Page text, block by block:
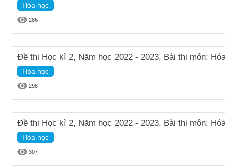
Hóa học
286
Đề thi Học kì 2, Năm học 2022 - 2023, Bài thi môn:
Hóa học
298
Đề thi Học kì 2, Năm học 2022 - 2023, Bài thi môn:
Hóa học
307